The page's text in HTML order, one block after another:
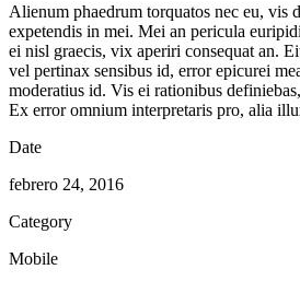
Alienum phaedrum torquatos nec eu, vis
expetendis in mei. Mei an pericula
ei nisl graecis, vix aperiri consequat an.
vel pertinax sensibus id, error epicurei
moderatius id. Vis ei rationibus
Ex error omnium interpretaris pro, alia
Date
febrero 24, 2016
Category
Mobile